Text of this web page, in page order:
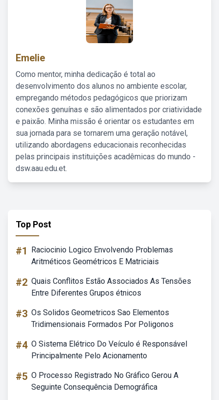
Emelie
Como mentor, minha dedicação é total ao
desenvolvimento dos alunos no ambiente escolar,
empregando métodos pedagógicos que priorizam
conexões genuínas e são alimentados por criatividade
e paixão. Minha missão é orientar os estudantes em
sua jornada para se tornarem uma geração notável,
utilizando abordagens educacionais reconhecidas
pelas principais instituições acadêmicas do mundo -
dsw.aau.edu.et.
Top Post
#1
Raciocinio Logico Envolvendo Problemas
Aritméticos Geométricos E Matriciais
#2 Quais Conflitos Estão Associados As Tensões
Entre Diferentes Grupos étnicos
#3 Os Solidos Geometricos Sao Elementos
Tridimensionais Formados Por Poligonos
#4 O Sistema Elétrico Do Veículo é Responsável
Principalmente Pelo Acionamento
#5 O Processo Registrado No Gráfico Gerou A
Seguinte Consequência Demográfica